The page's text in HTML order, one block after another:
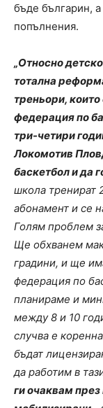
бъде българин,
попълнения.
„Относно
тотална
треньори,
федерация по
три-четири
Локомотив
баскетбол и да
школа тренират
абонамент и се
Голям проблем
Ще обхванем
градини, и ще
федерация по
планираме и
между 8 и 10
случва е
бъдат
да работим в
ги очаквам